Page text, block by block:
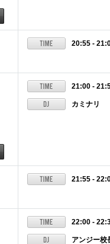
20:55 -
21:00 -
カミナリ
21:55 -
22:00 -
アンジー校